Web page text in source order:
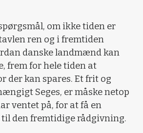
om ikke tiden er
ren og i fremtiden
danske landmænd kan
frem for hele tiden at
der kan spares. Et frit og
Seges, er måske netop
ventet på, for at få en
den fremtidige rådgivning.